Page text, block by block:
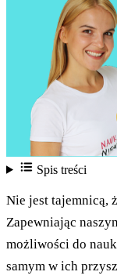
Spis treści
Nie jest tajemnicą,
Zapewniając
możliwości do
samym w ich